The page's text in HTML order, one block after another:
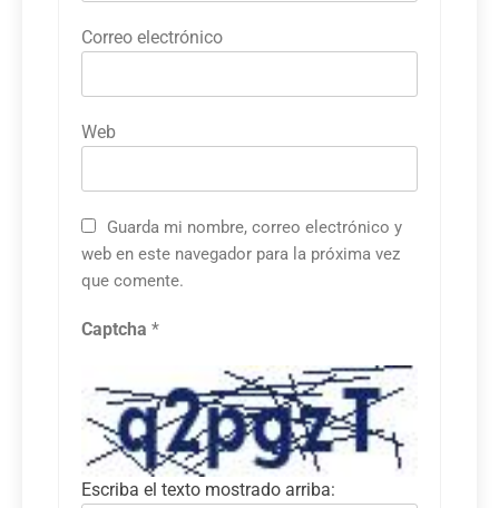
Correo electrónico
Web
Guarda mi nombre, correo electrónico y
web en este navegador para la próxima vez
que comente.
Captcha *
Escriba el texto mostrado arriba: